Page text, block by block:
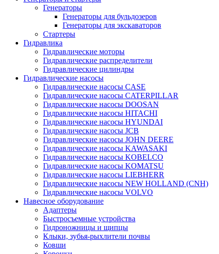
Генераторы
Генераторы для бульдозеров
Генераторы для экскаваторов
Стартеры
Гидравлика
Гидравлические моторы
Гидравлические распределители
Гидравлические цилиндры
Гидравлические насосы
Гидравлические насосы CASE
Гидравлические насосы CATERPILLAR
Гидравлические насосы DOOSAN
Гидравлические насосы HITACHI
Гидравлические насосы HYUNDAI
Гидравлические насосы JCB
Гидравлические насосы JOHN DEERE
Гидравлические насосы KAWASAKI
Гидравлические насосы KOBELCO
Гидравлические насосы KOMATSU
Гидравлические насосы LIEBHERR
Гидравлические насосы NEW HOLLAND (CNH)
Гидравлические насосы VOLVO
Навесное оборудование
Адаптеры
Быстросъемные устройства
Гидроножницы и щипцы
Клыки, зубья-рыхлители почвы
Ковши